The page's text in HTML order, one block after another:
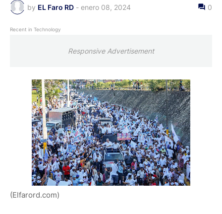
by EL Faro RD - enero 08, 2024 0
Recent in Technology
Responsive Advertisement
(Elfarord.com)